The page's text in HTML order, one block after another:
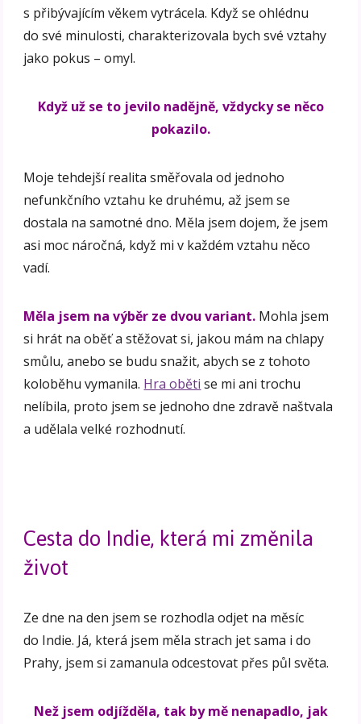
s přibývajícím věkem vytrácela. Když se ohlédnu
do své minulosti, charakterizovala bych své vztahy
jako pokus – omyl.
Když už se to jevilo nadějně, vždycky se něco
pokazilo.
Moje tehdejší realita směřovala od jednoho
nefunkčního vztahu ke druhému, až jsem se
dostala na samotné dno. Měla jsem dojem, že jsem
asi moc náročná, když mi v každém vztahu něco
vadí.
Měla jsem na výběr ze dvou variant. Mohla jsem
si hrát na oběť a stěžovat si, jakou mám na chlapy
smůlu, anebo se budu snažit, abych se z tohoto
koloběhu vymanila. Hra oběti se mi ani trochu
nelíbila, proto jsem se jednoho dne zdravě naštvala
a udělala velké rozhodnutí.
Cesta do Indie, která mi změnila
život
Ze dne na den jsem se rozhodla odjet na měsíc
do Indie. Já, která jsem měla strach jet sama i do
Prahy, jsem si zamanula odcestovat přes půl světa.
Než jsem odjížděla, tak by mě nenapadlo, jak